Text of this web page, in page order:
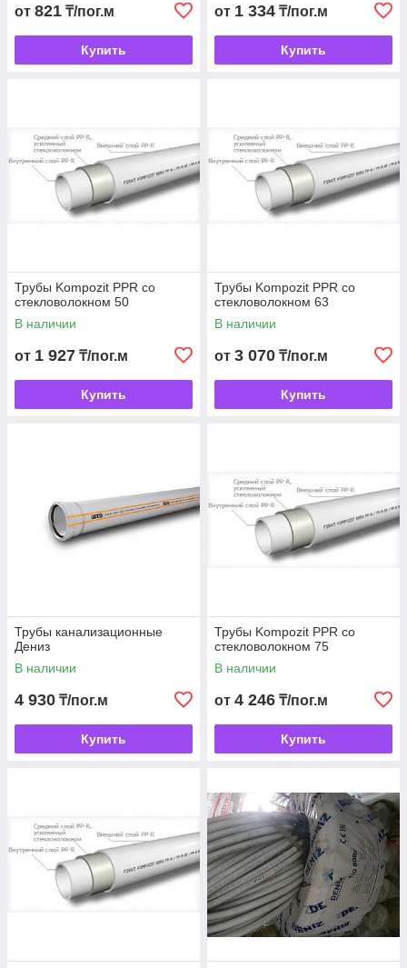
от 821 ₸/пог.м
Купить
от 1 334 ₸/пог.м
Купить
Трубы Kompozit PPR со
стекловолокном 50
В наличии
от 1 927 ₸/пог.м
Купить
Трубы Kompozit PPR со
стекловолокном 63
В наличии
от 3 070 ₸/пог.м
Купить
Трубы канализационные
Дениз
В наличии
4 930 ₸/пог.м
Купить
Трубы Kompozit PPR со
стекловолокном 75
В наличии
от 4 246 ₸/пог.м
Купить